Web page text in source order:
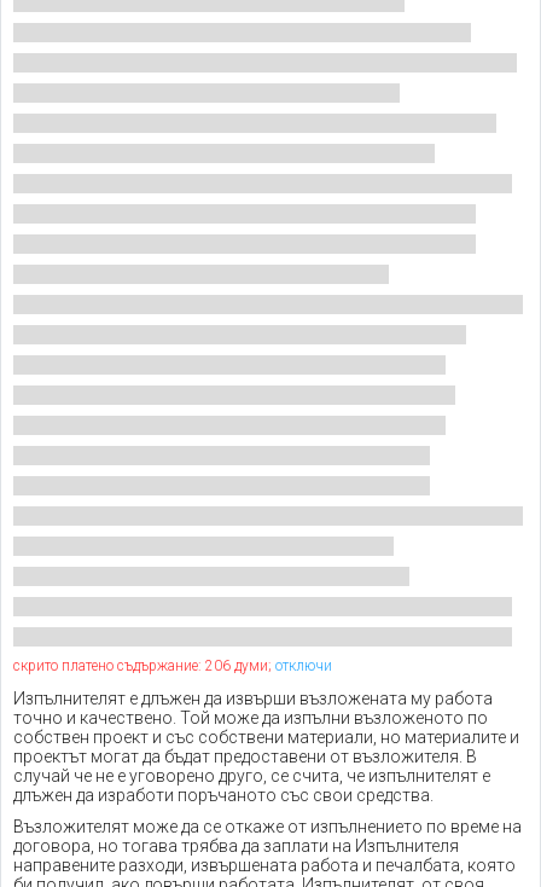
скрито платено съдържание: 206 думи; отключи
Изпълнителят е длъжен да извърши възложената му работа
точно и качествено. Той може да изпълни възложеното по
собствен проект и със собствени материали, но материалите и
проектът могат да бъдат предоставени от възложителя. В
случай че не е уговорено друго, се счита, че изпълнителят е
длъжен да изработи поръчаното със свои средства.
Възложителят може да се откаже от изпълнението по време на
договора, но тогава трябва да заплати на Изпълнителя
направените разходи, извършената работа и печалбата, която